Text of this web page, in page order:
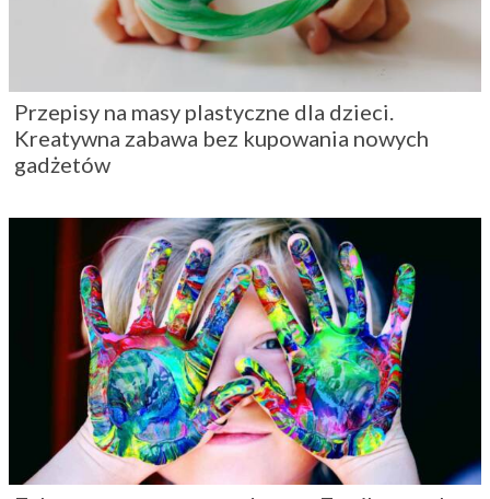
Przepisy na masy plastyczne dla dzieci.
Kreatywna zabawa bez kupowania nowych
gadżetów